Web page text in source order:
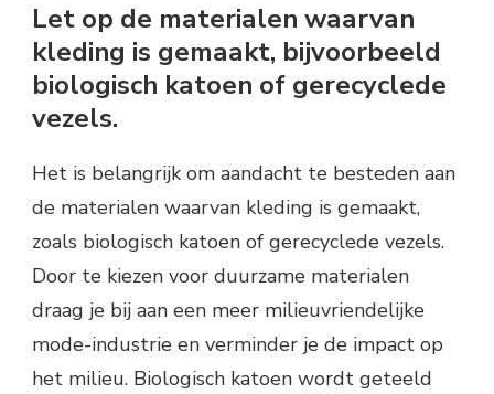
Let op de materialen waarvan
kleding is gemaakt, bijvoorbeeld
biologisch katoen of gerecyclede
vezels.
Het is belangrijk om aandacht te besteden aan
de materialen waarvan kleding is gemaakt,
zoals biologisch katoen of gerecyclede vezels.
Door te kiezen voor duurzame materialen
draag je bij aan een meer milieuvriendelijke
mode-industrie en verminder je de impact op
het milieu. Biologisch katoen wordt geteeld